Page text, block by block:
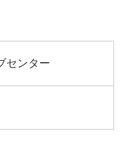
センター